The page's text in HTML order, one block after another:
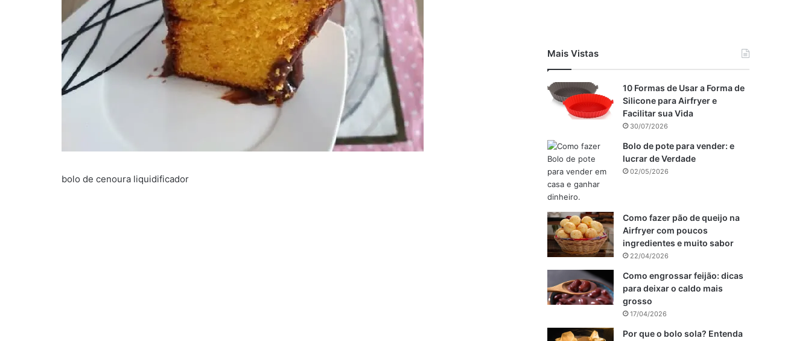
bolo de cenoura liquidificador
Mais Vistas
10 Formas de Usar a Forma de
Silicone para Airfryer e
Facilitar sua Vida
30/07/2026
Bolo de pote para vender: e
lucrar de Verdade
02/05/2026
Como fazer pão de queijo na
Airfryer com poucos
ingredientes e muito sabor
22/04/2026
Como engrossar feijão: dicas
para deixar o caldo mais
grosso
17/04/2026
Por que o bolo sola? Entenda